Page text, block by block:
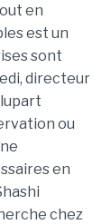
en
est un
sont
directeur
ou
en
chez